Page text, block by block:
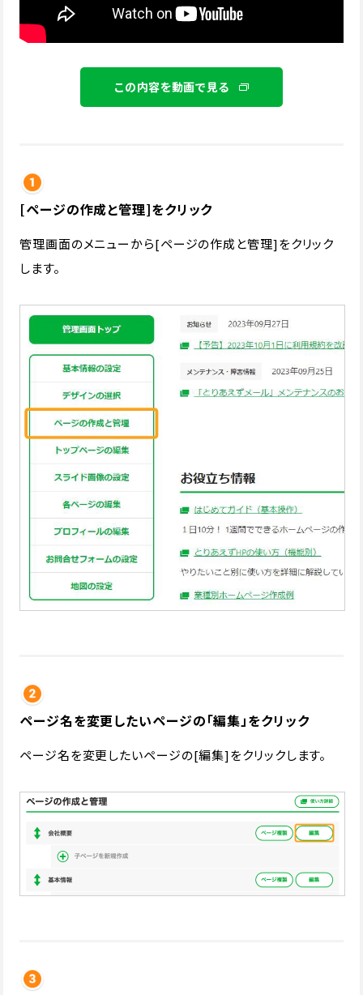
この内容を動画で見る
[ページの作成と管理]をクリック
管理画面のメニューから[ページの作成と管理]をクリック
します。
ページ名を変更したいページの「編集」をクリック
ページ名を変更したいページの[編集]をクリックします。